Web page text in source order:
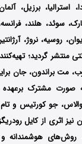
استرالیا، برزیل،
سوئد، هلند،
روسیه، نروژ،
منتشر گردید؛
مت براندون، جان
صورت مشترک برعهده
جو کورتیس و
اثری از کایل
روش‌های هوشمندانه و